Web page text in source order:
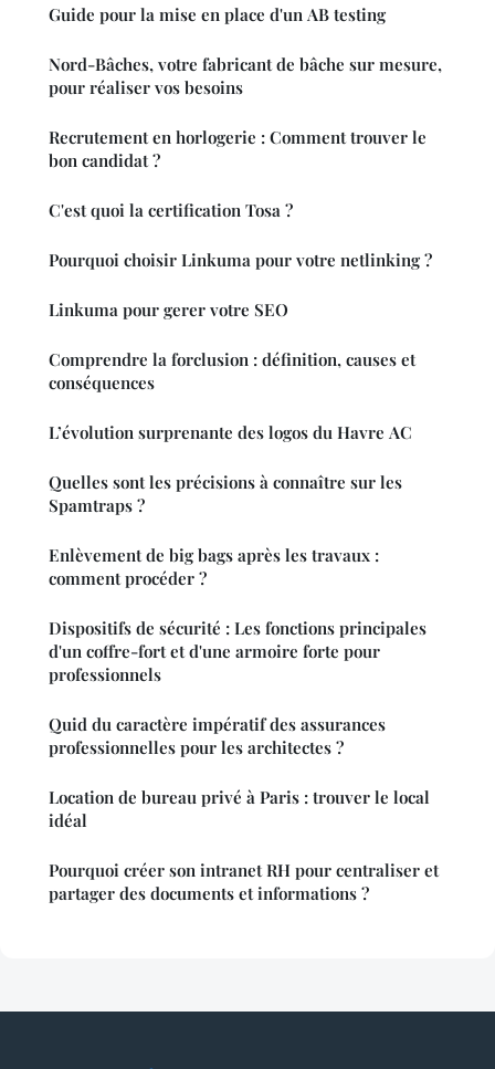
Guide pour la mise en place d'un AB testing
Nord-Bâches, votre fabricant de bâche sur mesure,
pour réaliser vos besoins
Recrutement en horlogerie : Comment trouver le
bon candidat ?
C'est quoi la certification Tosa ?
Pourquoi choisir Linkuma pour votre netlinking ?
Linkuma pour gerer votre SEO
Comprendre la forclusion : définition, causes et
conséquences
L’évolution surprenante des logos du Havre AC
Quelles sont les précisions à connaître sur les
Spamtraps ?
Enlèvement de big bags après les travaux :
comment procéder ?
Dispositifs de sécurité : Les fonctions principales
d'un coffre-fort et d'une armoire forte pour
professionnels
Quid du caractère impératif des assurances
professionnelles pour les architectes ?
Location de bureau privé à Paris : trouver le local
idéal
Pourquoi créer son intranet RH pour centraliser et
partager des documents et informations ?